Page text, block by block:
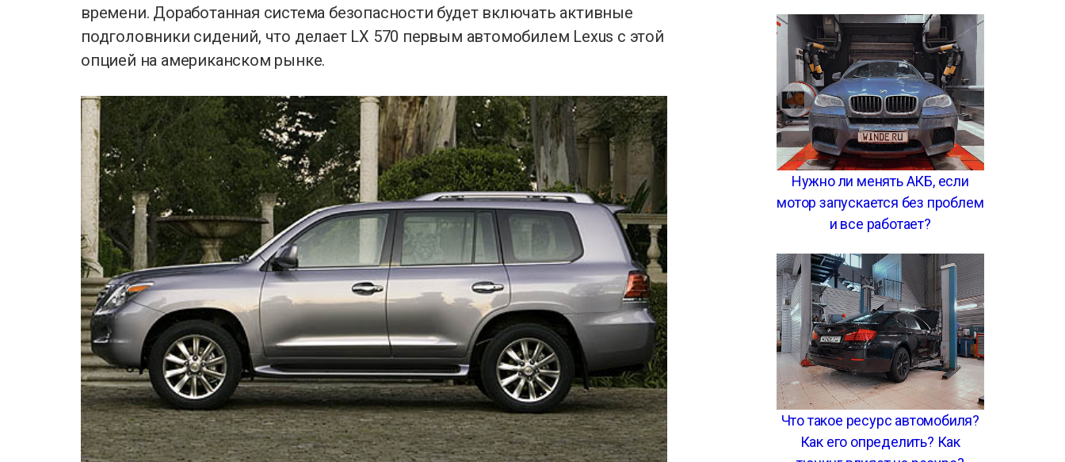
времени. Доработанная система безопасности будет включать активные
подголовники сидений, что делает LX 570 первым автомобилем Lexus с этой
опцией на американском рынке.
Нужно ли менять АКБ, если
мотор запускается без проблем
и все работает?
Что такое ресурс автомобиля?
Как его определить? Как